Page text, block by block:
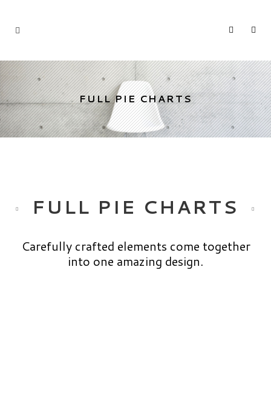
FULL PIE CHARTS
FULL PIE CHARTS
Carefully crafted elements come together
into one amazing design.